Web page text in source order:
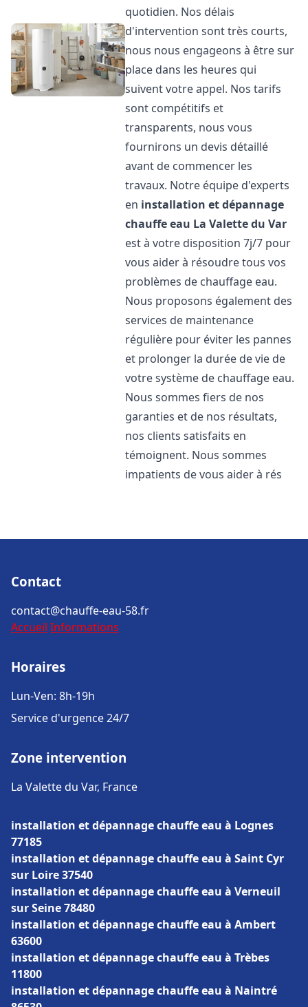
quotidien. Nos délais
d'intervention sont très courts,
nous nous engageons à être sur
place dans les heures qui
suivent votre appel. Nos tarifs
sont compétitifs et
transparents, nous vous
fournirons un devis détaillé
avant de commencer les
travaux. Notre équipe d'experts
en installation et dépannage
chauffe eau La Valette du Var
est à votre disposition 7j/7 pour
vous aider à résoudre tous vos
problèmes de chauffage eau.
Nous proposons également des
services de maintenance
régulière pour éviter les pannes
et prolonger la durée de vie de
votre système de chauffage eau.
Nous sommes fiers de nos
garanties et de nos résultats,
nos clients satisfaits en
témoignent. Nous sommes
impatients de vous aider à rés
Contact
contact@chauffe-eau-58.fr
Accueil Informations
Horaires
Lun-Ven: 8h-19h
Service d'urgence 24/7
Zone intervention
La Valette du Var, France
installation et dépannage chauffe eau à Lognes
77185
installation et dépannage chauffe eau à Saint Cyr
sur Loire 37540
installation et dépannage chauffe eau à Verneuil
sur Seine 78480
installation et dépannage chauffe eau à Ambert
63600
installation et dépannage chauffe eau à Trèbes
11800
installation et dépannage chauffe eau à Naintré